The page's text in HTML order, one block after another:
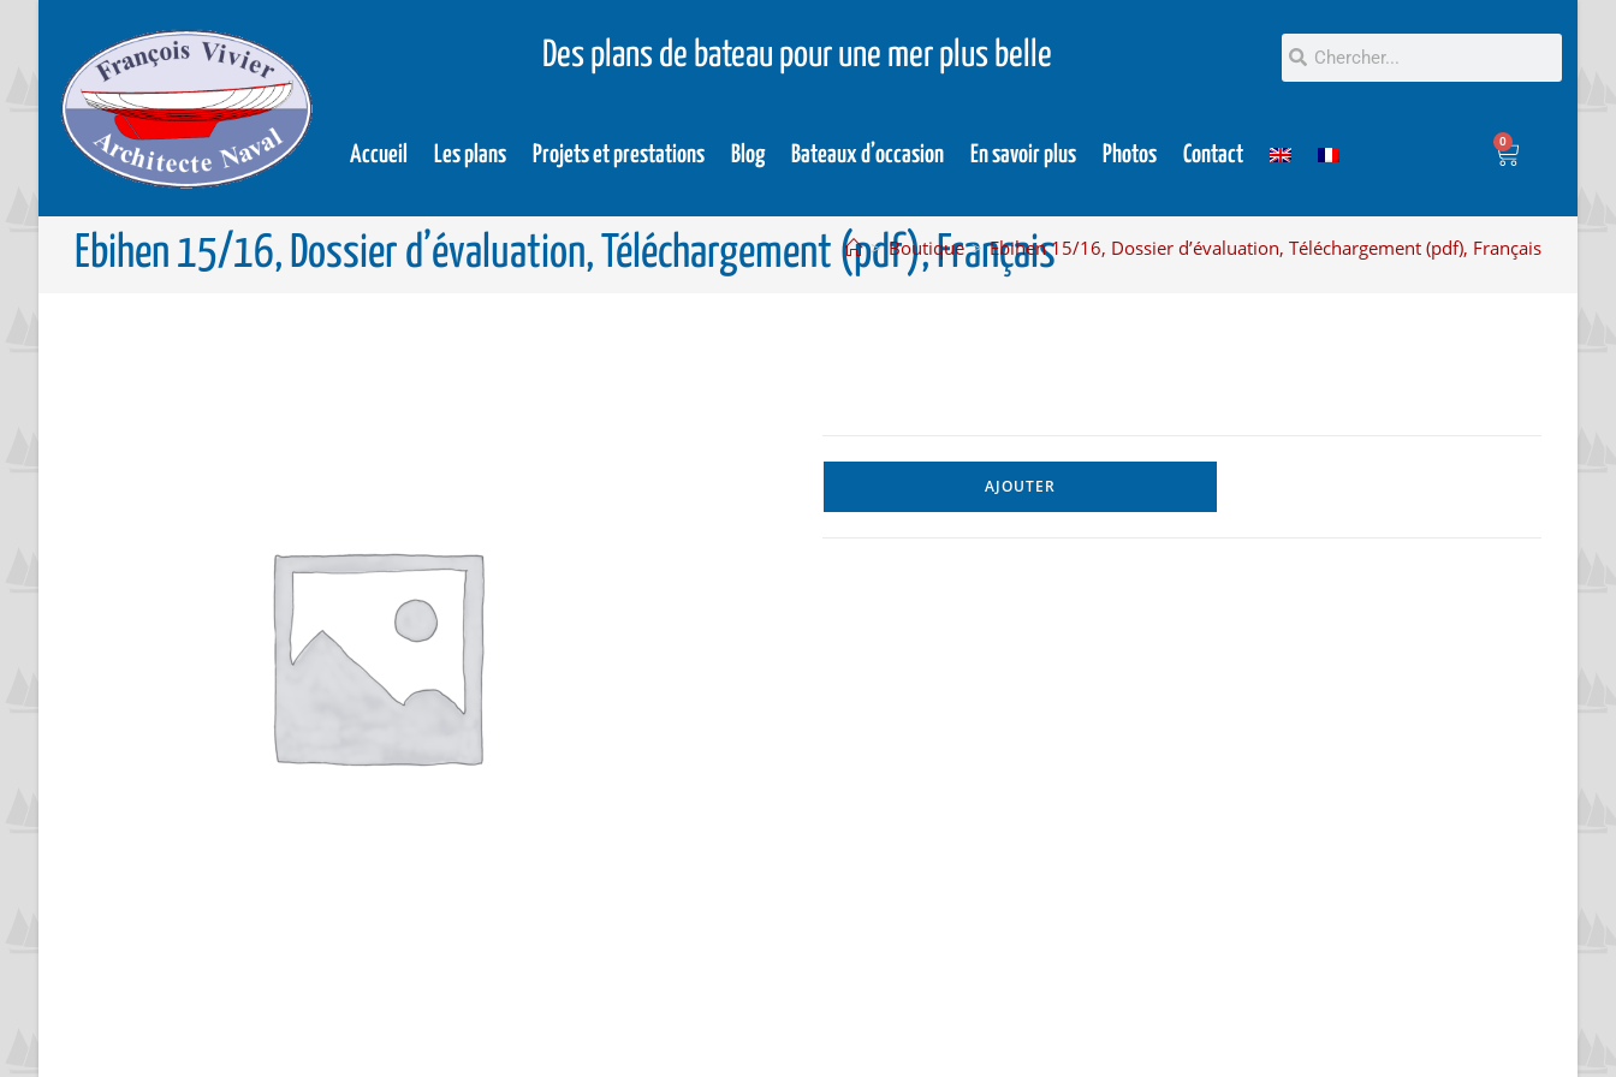
Des plans de bateau pour une mer plus belle
Accueil Les plans Projets et prestations Blog Bateaux d’occasion En savoir plus Photos Contact
0
Ebihen 15/16, Dossier d’évaluation, Téléchargement (pdf), Français
> Boutique > Ebihen 15/16, Dossier d’évaluation, Téléchargement (pdf), Français
AJOUTER